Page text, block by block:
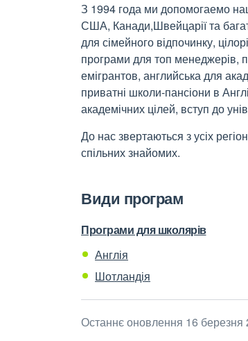
З 1994 года ми допомогаемо
США, Канади,Швейцарії та
для сімейного відпочинку,
програми для топ менеджерів,
емігрантов, английська для
приватні школи-пансіони в
академічних цілей, вступ до
До нас звертаються з усіх
спільних знайомих.
Види програм
Програми для школярів
Англія
Шотландія
Останнє оновлення 16 березня